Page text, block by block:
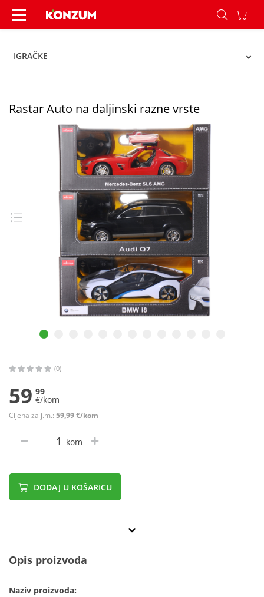
Auto na daljinski r/c 1:14 rastar - Konzum
IGRAČKE
Rastar Auto na daljinski razne vrste
(0)
59 99
€/kom
Cijena za j.m.: 59,99 €/kom
kom
DODAJ U KOŠARICU
Opis proizvoda
Naziv proizvoda: